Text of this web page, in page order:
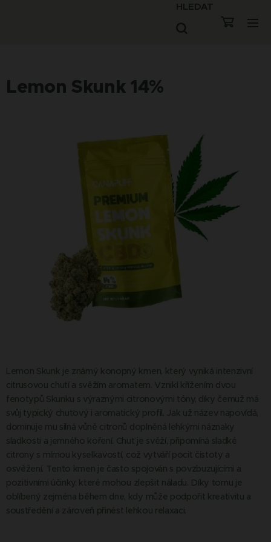
HLEDAT
Lemon Skunk 14%
Lemon Skunk je známý konopný kmen, který vyniká intenzivní
citrusovou chutí a svěžím aromatem. Vznikl křížením dvou
fenotypů Skunku s výraznými citronovými tóny, díky čemuž má
svůj typický chuťový i aromatický profil. Jak už název napovídá,
dominuje mu silná vůně citronů doplněná lehkými náznaky
sladkosti a jemného koření. Chuť je svěží, připomíná sladké
citrony s mírnou kyselkavostí, což vytváří pocit čistoty a
osvěžení. Tento kmen je často spojován s povzbuzujícími a
pozitivními účinky, které mohou zlepšit náladu. Díky tomu je
oblíbený zejména během dne, kdy může podpořit kreativitu a
soustředění a zároveň přinést lehkou relaxaci.